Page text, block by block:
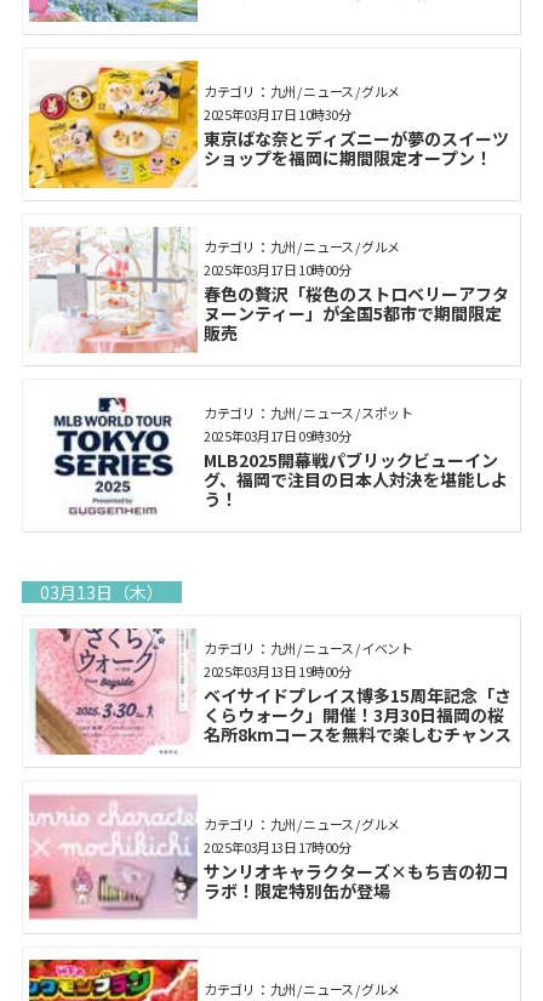
カテゴリ： 九州 / ニュース / グルメ
東京ばな奈とディズニーが夢のスイーツ
ショップを福岡に期間限定オープン！
2025年03月17日 10時30分
カテゴリ： 九州 / ニュース / グルメ
春色の贅沢「桜色のストロベリーアフタ
ヌーンティー」が全国5都市で期間限定
販売
2025年03月17日 10時00分
カテゴリ： 九州 / ニュース / スポット
MLB2025開幕戦パブリックビューイン
グ、福岡で注目の日本人対決を堪能しよ
う！
2025年03月17日 09時30分
03月13日（木）
カテゴリ： 九州 / ニュース / イベント
ベイサイドプレイス博多15周年記念「さ
くらウォーク」開催！3月30日福岡の桜
名所8kmコースを無料で楽しむチャンス
2025年03月13日 19時00分
カテゴリ： 九州 / ニュース / グルメ
サンリオキャラクターズ×もち吉の初コ
ラボ！限定特別缶が登場
2025年03月13日 17時00分
カテゴリ： 九州 / ニュース / グルメ